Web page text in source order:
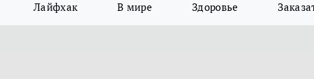
Лайфхак В мире Здоровье